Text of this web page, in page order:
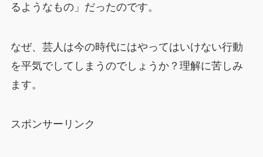
るようなもの」だったのです。
なぜ、芸人は今の時代にはやってはいけない行動
を平気でしてしまうのでしょうか？理解に苦しみ
ます。
スポンサーリンク